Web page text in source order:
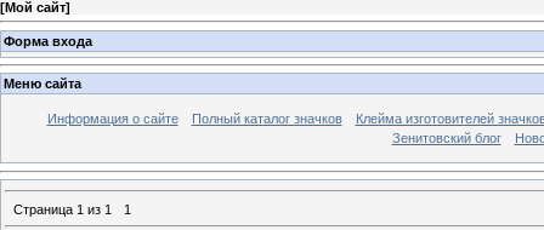
[Мой сайт]
Форма входа
Меню сайта
Информация о сайте Полный каталог значков
Клейма изготовителей
Зенитовский блог
Страница 1 из 1 1